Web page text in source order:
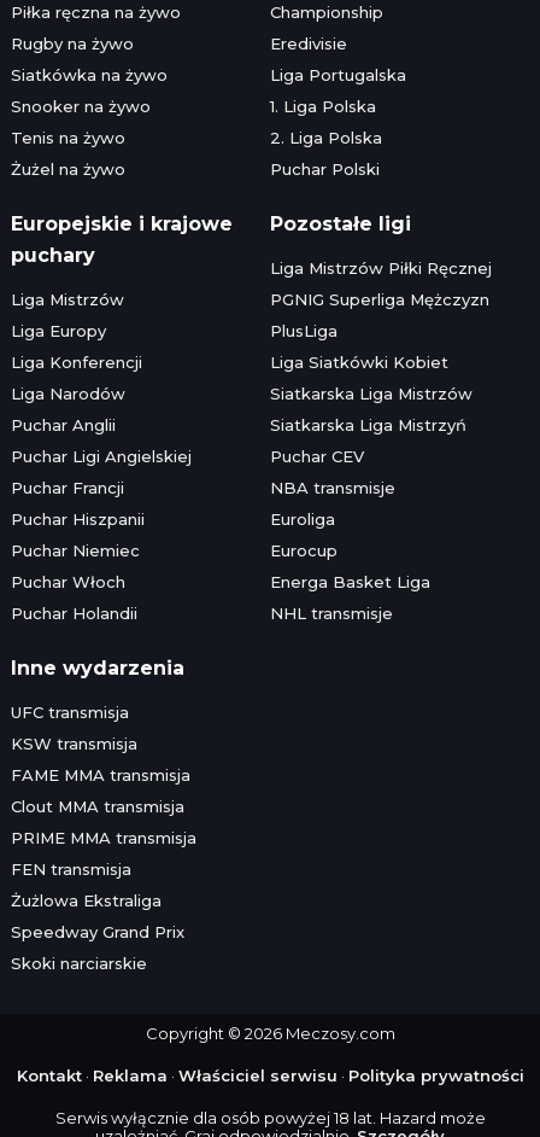
Piłka ręczna na żywo
Rugby na żywo
Siatkówka na żywo
Snooker na żywo
Tenis na żywo
Żużel na żywo
Championship
Eredivisie
Liga Portugalska
1. Liga Polska
2. Liga Polska
Puchar Polski
Europejskie i krajowe
puchary
Liga Mistrzów
Liga Europy
Liga Konferencji
Liga Narodów
Puchar Anglii
Puchar Ligi Angielskiej
Puchar Francji
Puchar Hiszpanii
Puchar Niemiec
Puchar Włoch
Puchar Holandii
Pozostałe ligi
Liga Mistrzów Piłki Ręcznej
PGNIG Superliga Mężczyzn
PlusLiga
Liga Siatkówki Kobiet
Siatkarska Liga Mistrzów
Siatkarska Liga Mistrzyń
Puchar CEV
NBA transmisje
Euroliga
Eurocup
Energa Basket Liga
NHL transmisje
Inne wydarzenia
UFC transmisja
KSW transmisja
FAME MMA transmisja
Clout MMA transmisja
PRIME MMA transmisja
FEN transmisja
Żużlowa Ekstraliga
Speedway Grand Prix
Skoki narciarskie
Copyright © 2026 Meczosy.com
Kontakt· Reklama · Właściciel serwisu · Polityka prywatności
Serwis wyłącznie dla osób powyżej 18 lat. Hazard może